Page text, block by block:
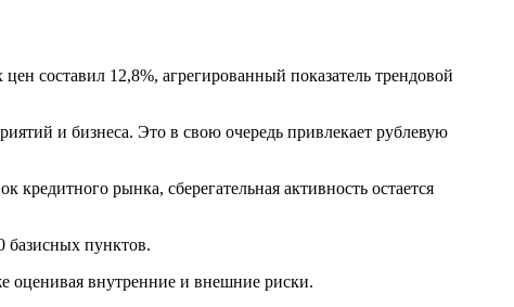
составил 12,8%, агрегированный показатель трендовой
и бизнеса. Это в свою очередь привлекает рублевую
рынка, сберегательная активность остается
базисных пунктов.
оценивая внутренние и внешние риски.